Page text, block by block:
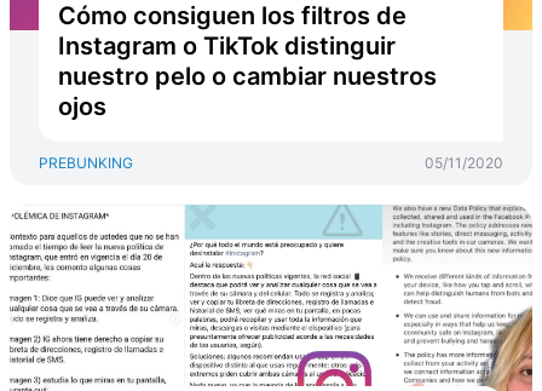
Cómo consiguen los filtros de
Instagram o TikTok distinguir
nuestro pelo o cambiar nuestros
ojos
PREBUNKING 05/11/2020